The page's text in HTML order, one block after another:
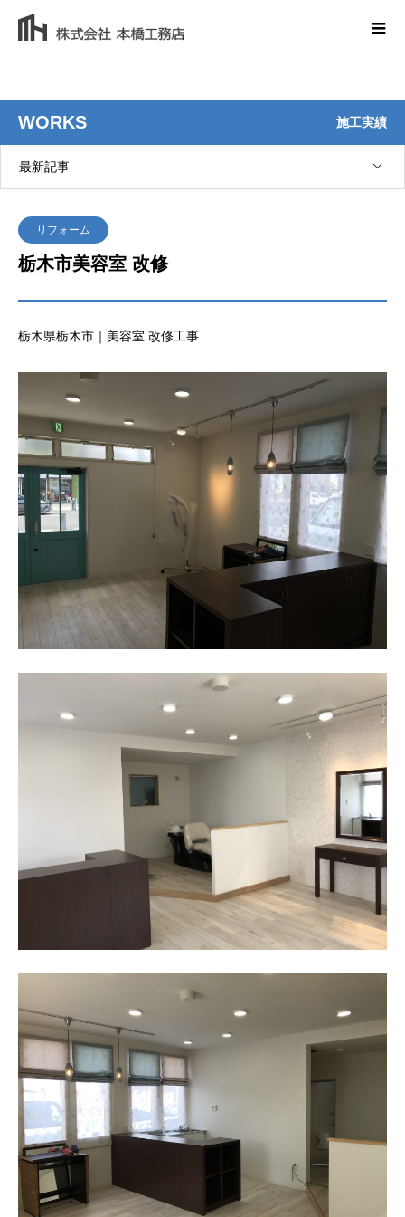
WORKS 施工実績
最新記事
リフォーム
栃木市美容室 改修
栃木県栃木市｜美容室 改修工事